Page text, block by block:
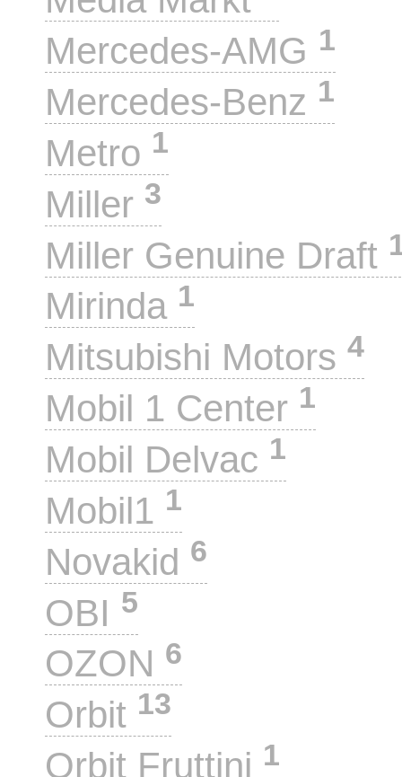
Mercedes-AMG 1
Mercedes-Benz 1
Metro 1
Miller 3
Miller Genuine Draft
Mirinda 1
Mitsubishi Motors 4
Mobil 1 Center 1
Mobil Delvac 1
Mobil1 1
Novakid 6
OBI 5
OZON 6
Orbit 13
Orbit Fruttini 1